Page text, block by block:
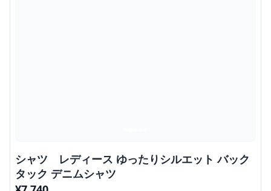
シャツ レディース ゆったりシルエット バック
タック デニムシャツ